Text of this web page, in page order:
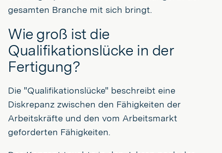
gesamten Branche mit sich bringt.
Wie groß ist die
Qualifikationslücke in der
Fertigung?
Die "Qualifikationslücke" beschreibt eine
Diskrepanz zwischen den Fähigkeiten der
Arbeitskräfte und den vom Arbeitsmarkt
geforderten Fähigkeiten.